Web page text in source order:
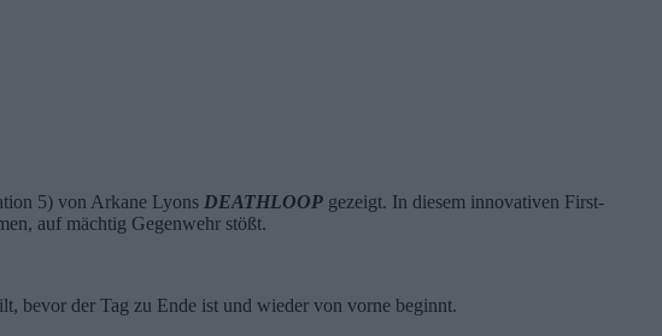
5) von Arkane Lyons DEATHLOOP gezeigt. In diesem innovativen First-
auf mächtig Gegenwehr stößt.
bevor der Tag zu Ende ist und wieder von vorne beginnt.